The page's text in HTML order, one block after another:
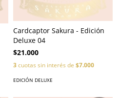
Cardcaptor Sakura - Edición
Deluxe 04
$21.000
3cuotas sin interés de $7.000
EDICIÓN DELUXE